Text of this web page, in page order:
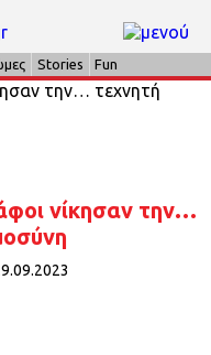
Stories Fun
νίκησαν την…